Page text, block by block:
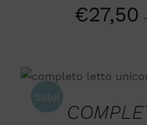
€27,50
Sale!
SCEGLI
DETTAGLI